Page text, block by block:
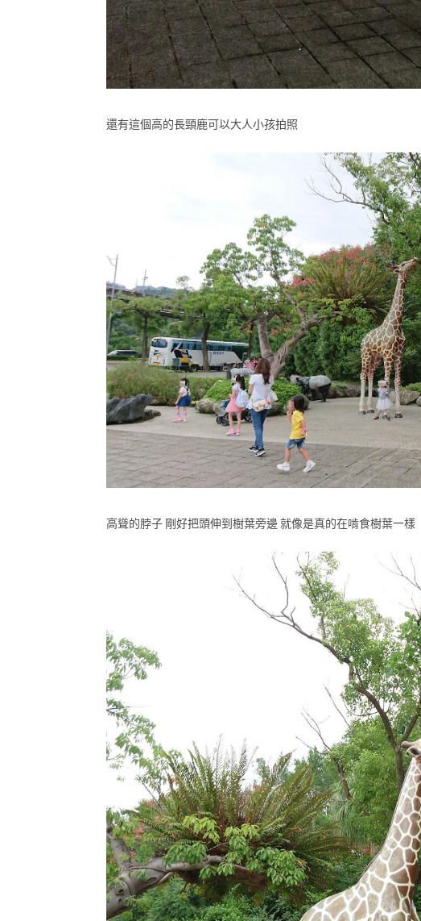
還有這個高的長頸鹿可以大人小孩拍照
高聳的脖子 剛好把頭伸到樹葉旁邊 就像是真的在啃食樹葉一樣